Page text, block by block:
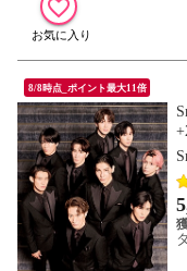
8/8時点_ポイント最大11倍